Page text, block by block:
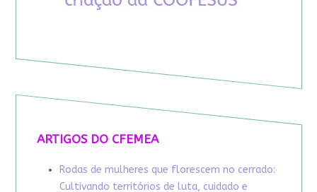
ARTIGOS DO CFEMEA
Rodas de mulheres que florescem no cerrado:
Cultivando territórios de luta, cuidado e